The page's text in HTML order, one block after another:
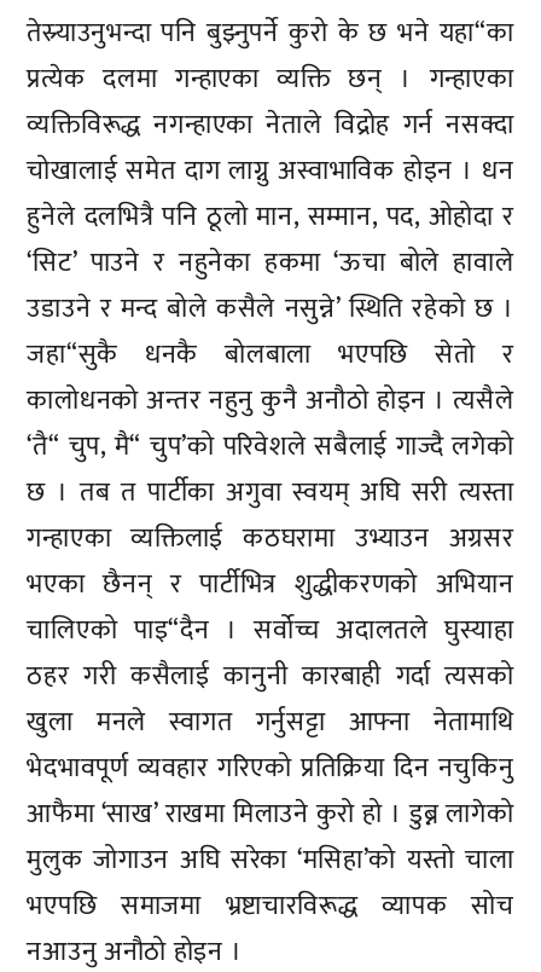
तेस्र्याउनुभन्दा पनि बुझ्नुपर्ने कुरो के छ भने यहा“का
प्रत्येक दलमा गन्हाएका व्यक्ति छन् । गन्हाएका
व्यक्तिविरूद्ध नगन्हाएका नेताले विद्रोह गर्न नसक्दा
चोखालाई समेत दाग लाग्नु अस्वाभाविक होइन । धन
हुनेले दलभित्रै पनि ठूलो मान, सम्मान, पद, ओहोदा र
‘सिट’ पाउने र नहुनेका हकमा ‘ऊचा बोले हावाले
उडाउने र मन्द बोले कसैले नसुन्ने’ स्थिति रहेको छ ।
जहा“सुकै धनकै बोलबाला भएपछि सेतो र
कालोधनको अन्तर नहुनु कुनै अनौठो होइन । त्यसैले
‘तै“ चुप, मै“ चुप’को परिवेशले सबैलाई गाज्दै लगेको
छ । तब त पार्टीका अगुवा स्वयम् अघि सरी त्यस्ता
गन्हाएका व्यक्तिलाई कठघरामा उभ्याउन अग्रसर
भएका छैनन् र पार्टीभित्र शुद्धीकरणको अभियान
चालिएको पाइ“दैन । सर्वोच्च अदालतले घुस्याहा
ठहर गरी कसैलाई कानुनी कारबाही गर्दा त्यसको
खुला मनले स्वागत गर्नुसट्टा आफ्ना नेतामाथि
भेदभावपूर्ण व्यवहार गरिएको प्रतिक्रिया दिन नचुकिनु
आफैमा ‘साख’ राखमा मिलाउने कुरो हो । डुब्न लागेको
मुलुक जोगाउन अघि सरेका ‘मसिहा’को यस्तो चाला
भएपछि समाजमा भ्रष्टाचारविरूद्ध व्यापक सोच
नआउनु अनौठो होइन ।